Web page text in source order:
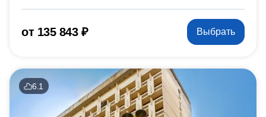
от 135 843 ₽ Выбрать
6.1